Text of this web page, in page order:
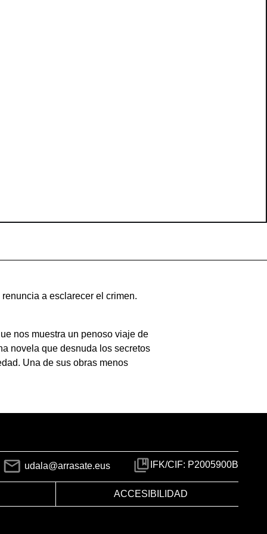
a esclarecer el crimen.
nos muestra un penoso viaje de
novela que desnuda los secretos
Una de sus obras menos
udala@arrasate.eus IFK/CIF: P2005900B
ACCESIBILIDAD